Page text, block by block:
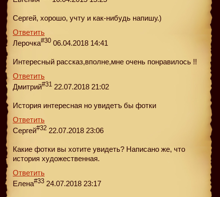
Сергей, хорошо, учту и как-нибудь напишу.)
Ответить
Лерочка#30 06.04.2018 14:41
Интересный рассказ,вполне,мне очень понравилось !!
Ответить
Дмитрий#31 22.07.2018 21:02
История интересная но увидетъ бы фотки
Ответить
Сергей#32 22.07.2018 23:06
Какие фотки вы хотите увидеть? Написано же, что
история художественная.
Ответить
Елена#33 24.07.2018 23:17